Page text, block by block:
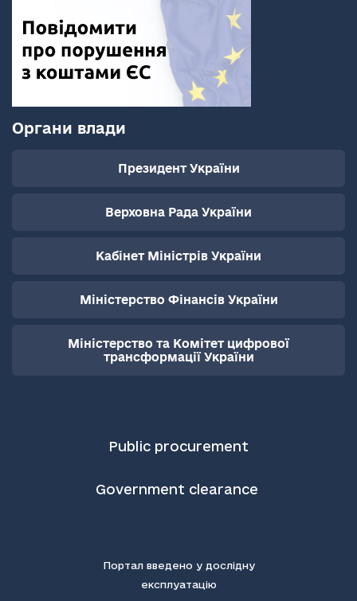
Органи влади
Президент України
Верховна Рада України
Кабінет Міністрів України
Міністерство Фінансів України
Міністерство та Комітет цифрової
трансформації України
Public procurement
Government clearance
Портал введено у дослідну
експлуатацію